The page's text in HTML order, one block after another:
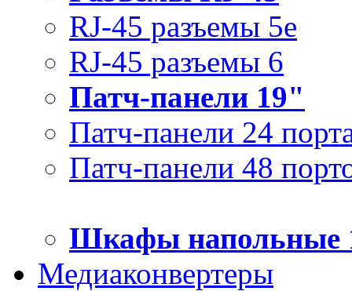
RJ-45 разъемы 5e
RJ-45 разъемы 6
Патч-панели 19"
Патч-панели 24
Патч-панели 48
Шкафы напольные
Медиаконвертеры